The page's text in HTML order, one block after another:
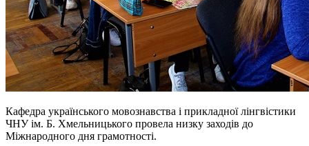
Кафедра українського мовознавства і прикладної лінгвістики
ЧНУ ім. Б. Хмельницького провела низку заходів до
Міжнародного дня грамотності.